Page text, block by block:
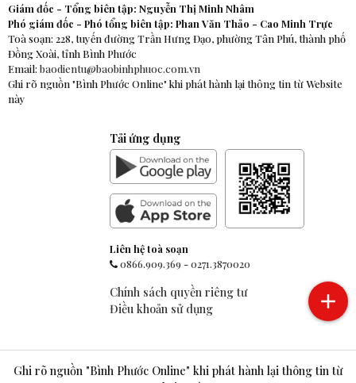
Giám đốc - Tổng biên tập: Nguyễn Thị Minh Nhâm
Phó giám đốc - Phó tổng biên tập: Phan Văn Thảo - Cao Minh Trực
Toà soạn: 228, tuyến đường Trần Hưng Đạo, phường Tân Phú, thành phố
Đồng Xoài, tỉnh Bình Phước
Email: baodientu@baobinhphuoc.com.vn
Ghi rõ nguồn "Bình Phước Online" khi phát hành lại thông tin từ Website
này
Tải ứng dụng
Liên hệ toà soạn
0866.909.369-0271.3870020
Chính sách quyền riêng tư
Điều khoản sử dụng
Ghi rõ nguồn "Bình Phước Online" khi phát hành lại thông tin từ